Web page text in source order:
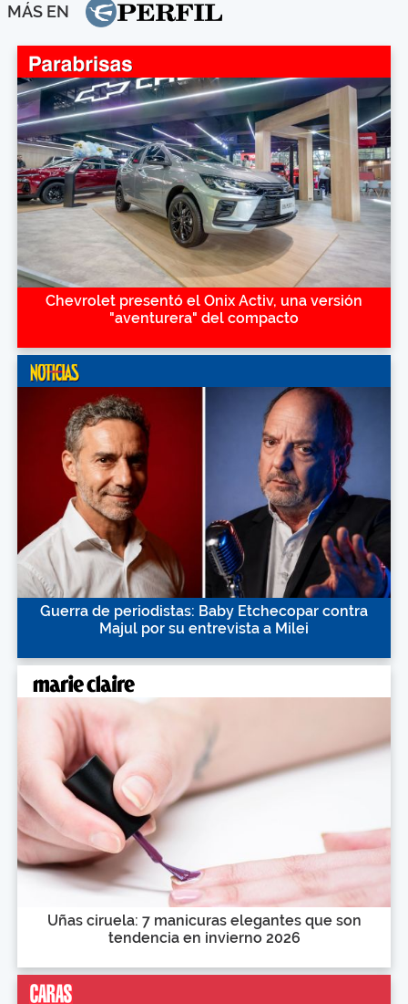
MÁS EN
Chevrolet presentó el Onix Activ, una versión
"aventurera" del compacto
Guerra de periodistas: Baby Etchecopar contra
Majul por su entrevista a Milei
Uñas ciruela: 7 manicuras elegantes que son
tendencia en invierno 2026